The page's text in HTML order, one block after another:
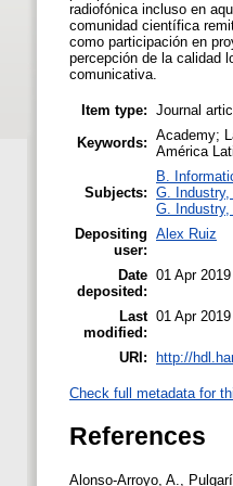
radiofónica incluso en
comunidad científica
como participación en
percepción de la calidad
comunicativa.
Item type: Journal
Keywords: Academy;
América
Subjects:
B.
G. Industry,
G. Industry,
Depositing
user:
Alex Ruiz
Date
deposited:
01 Apr
Last
modified:
01 Apr
URI: http://
Check full metadata for
References
Alonso-Arroyo, A., Pulgarín, A., & Gil-Leiva, I. (2005). Estudio cienciométrico de la colaboración científica en la Universidad Politécnica de Valencia (Spain). Information Research, 11(1), 345-363. https://bit.ly/2Hahnrm<br>Antezana, M. (1984). La errátil circunstancia de las Ciencias de la Comunicación. In C. Fernández, & M. Yépez, (Comps.), Comunicación y Teoría Social (pp. 65-82). México: UNAM.<br>Arencibia, R., & Moya-Anegón, F. (2008). La evaluación de la investigación científica: una aproximación teórica desde la Cienciometría. Acimed, 17(4), 27. https://bit.ly/2J6Y3wI<br>Barnett, R. (2001). Los límites de la competencia. Barcelona: Gedisa.<br>Beltrán, L. (2000). Investigación sobre Comunicación en Latinoamérica: Inicio, trascendencia y proyección. La Paz: Universidad Católica Boliviana y Plural Editores.<br>Bozeman, B., Fay, D., & Slade, C. (2012). Research collaboration in universities and academic enterpreneurship: The-state-of-the-art. The Journal of Technology Transfer, 38(1), 1-67. https://doi.org/doi: 10.1007/s10961-012-9281-8<br>Casado-del-Río, M.A., & Fernández-Quijada, D. (2015). References in communication policy research: A bibliographical characterization of articles published by Spanish authors, Communication & Society, 28(2), 73-85. https://bit.ly/2spobgh<br>Casanueva, C., & Caro, F.J. (2013). Spanish communication academia: Scientific productivity vs. Social activity. [La Academia Española de Comunicación: Productividad científica frente actividad social]. Comunicar, 41, 61-70. https://doi.org/10.3916/C41-2013-06<br>De-Filippo, D. (2013). Spanish scientific output in Communication Sciences in WOS. The scientific journals in SSCI (2007-12). [La producción científica española en Comunicación en WOS. Las revistas indexadas en SSCI (2007-12)]. Comunicar, 41, 25-34. https://doi.org/10.3916/C41-2013-02<br>Del-Arco, M.A. (2015). Los estudios de Periodismo en Latinoamérica: en el bosque de la Comunicación y las Ciencias Sociales. Cuadernos de Periodistas, 29, 132-152. https://bit.ly/